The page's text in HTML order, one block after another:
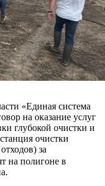
«Единая система
на оказание услуг
глубокой очистки и
очистки
за
на полигоне в